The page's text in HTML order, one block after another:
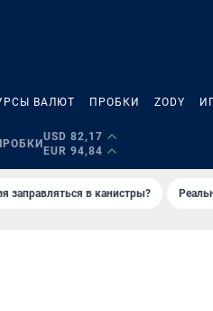
ВАЛЮТ ПРОБКИ ZODY
USD 82,17
EUR 94,84
заправляться в канистры?